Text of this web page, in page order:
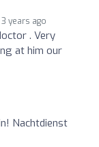
3 years ago
. Very
at him our
Nachtdienst